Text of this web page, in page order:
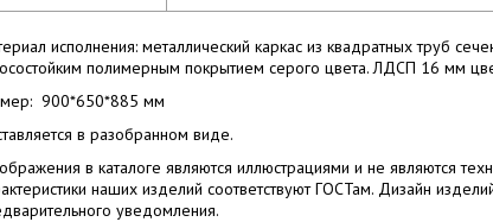
исполнения: металлический каркас из квадратных труб
полимерным покрытием серого цвета. ЛДСП 16 мм
900*650*885 мм
в разобранном виде.
в каталоге являются иллюстрациями и не являются
наших изделий соответствуют ГОСТам. Дизайн
уведомления.